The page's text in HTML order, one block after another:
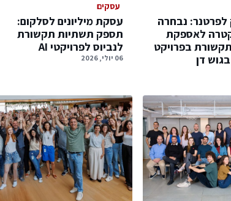
נבחרה
לאספקת
בפרויקט
דן
עסקים
עסקת מיליונים לסלקום:
תספק תשתיות תקשורת
לנביוס לפרויקטי AI
06 יולי, 2026